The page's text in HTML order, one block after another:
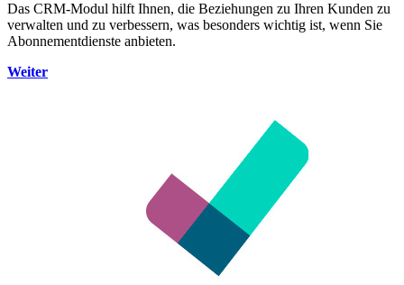
Das CRM-Modul hilft Ihnen, die Beziehungen zu Ihren Kunden zu
verwalten und zu verbessern, was besonders wichtig ist, wenn Sie
Abonnementdienste anbieten.
Weiter